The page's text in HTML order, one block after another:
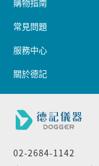
02-2684-1142
購物指南
常見問題
服務中心
關於德記